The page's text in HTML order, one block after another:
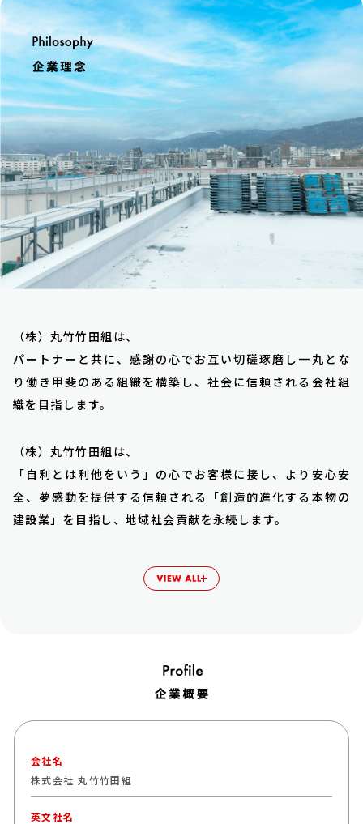
（株）丸竹竹田組は、
パートナーと共に、感謝の心でお互い切磋琢磨し一丸とな
り働き甲斐のある組織を構築し、社会に信頼される会社組
織を目指します。
（株）丸竹竹田組は、
「自利とは利他をいう」の心でお客様に接し、より安心安
全、夢感動を提供する信頼される「創造的進化する本物の
建設業」を目指し、地域社会貢献を永続します。
会社名
株式会社 丸竹竹田組
英文社名